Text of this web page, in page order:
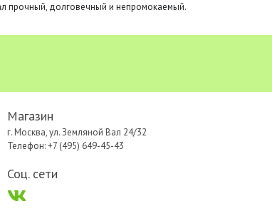
прочный, долговечный и непромокаемый.
Магазин
г. Москва, ул. Земляной Вал 24/32
Телефон: +7 (495) 649-45-43
Соц. сети